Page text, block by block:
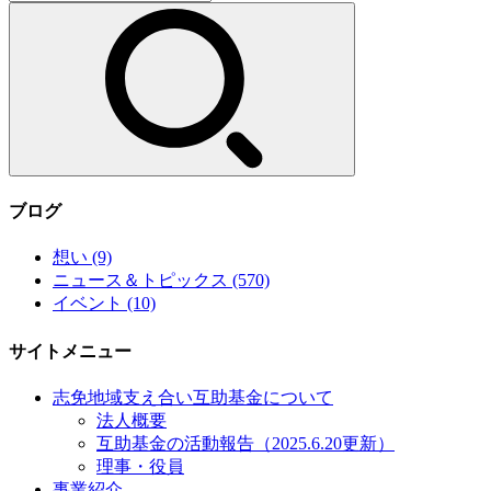
索:
ブログ
想い (9)
ニュース＆トピックス (570)
イベント (10)
サイトメニュー
志免地域支え合い互助基金について
法人概要
互助基金の活動報告（2025.6.20更新）
理事・役員